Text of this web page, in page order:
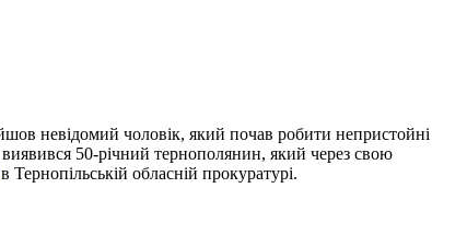
невідомий чоловік, який почав робити непристойні
50-річний тернополянин, який через свою
в Тернопільській обласній прокуратурі.